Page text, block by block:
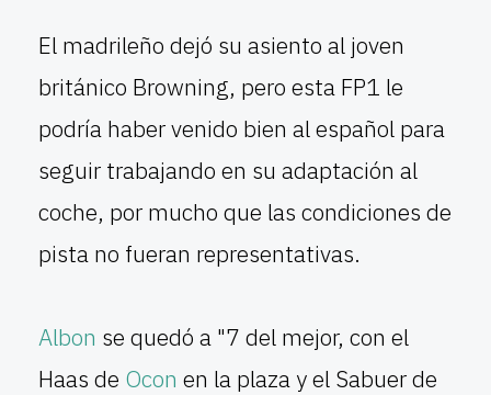
El madrileño dejó su asiento al joven
británico Browning, pero esta FP1 le
podría haber venido bien al español para
seguir trabajando en su adaptación al
coche, por mucho que las condiciones de
pista no fueran representativas.
Albon se quedó a "7 del mejor, con el
Haas de Ocon en la plaza y el Sabuer de